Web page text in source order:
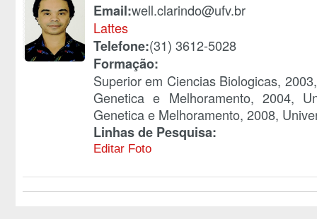
Email:well.clarindo@ufv.br
Lattes
Telefone:(31) 3612-5028
Formação:
Superior em Ciencias Biologicas,
Genetica e Melhoramento, 2004,
Genetica e Melhoramento, 2008,
Linhas de Pesquisa:
Editar Foto